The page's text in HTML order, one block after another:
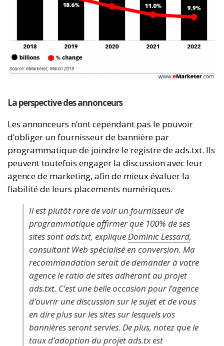
La perspective des annonceurs
Les annonceurs n’ont cependant pas le pouvoir
d’obliger un fournisseur de bannière par
programmatique de joindre le registre de ads.txt. Ils
peuvent toutefois engager la discussion avec leur
agence de marketing, afin de mieux évaluer la
fiabilité de leurs placements numériques.
Il est plutôt rare de voir un fournisseur de
programmatique affirmer que 100% de ses
sites sont ads.txt, expliqueDominic Lessard,
consultant Web spécialisé en conversion. Ma
recommandation serait de demander à votre
agence le ratio de sites adhérant au projet
ads.txt. C’est une belle occasion pour l’agence
d’ouvrir une discussion sur le sujet et de vous
en dire plus sur les sites sur lesquels vos
bannières seront servies. De plus, notez que le
taux d’adoption du projet ads.tx est